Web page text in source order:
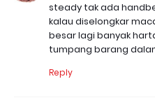
steady tak ada
kalau diselongkar
besar lagi banyak
tumpang barang
Reply